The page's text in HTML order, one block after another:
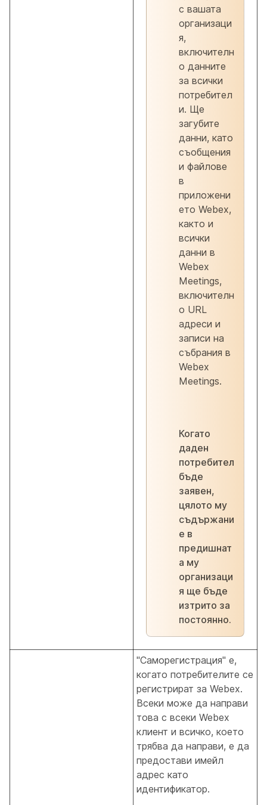
с вашата
организаци
я,
включителн
о данните
за всички
потребител
и. Ще
загубите
данни, като
съобщения
и файлове
в
приложени
ето Webex,
както и
всички
данни в
Webex
Meetings,
включителн
о URL
адреси и
записи на
събрания в
Webex
Meetings.
Когато
даден
потребител
бъде
заявен,
цялото му
съдържани
е в
предишнат
а му
организаци
я ще бъде
изтрито за
постоянно.
"Саморегистрация" е,
когато потребителите се
регистрират за Webex.
Всеки може да направи
това с всеки Webex
клиент и всичко, което
трябва да направи, е да
предостави имейл
адрес като
идентификатор.